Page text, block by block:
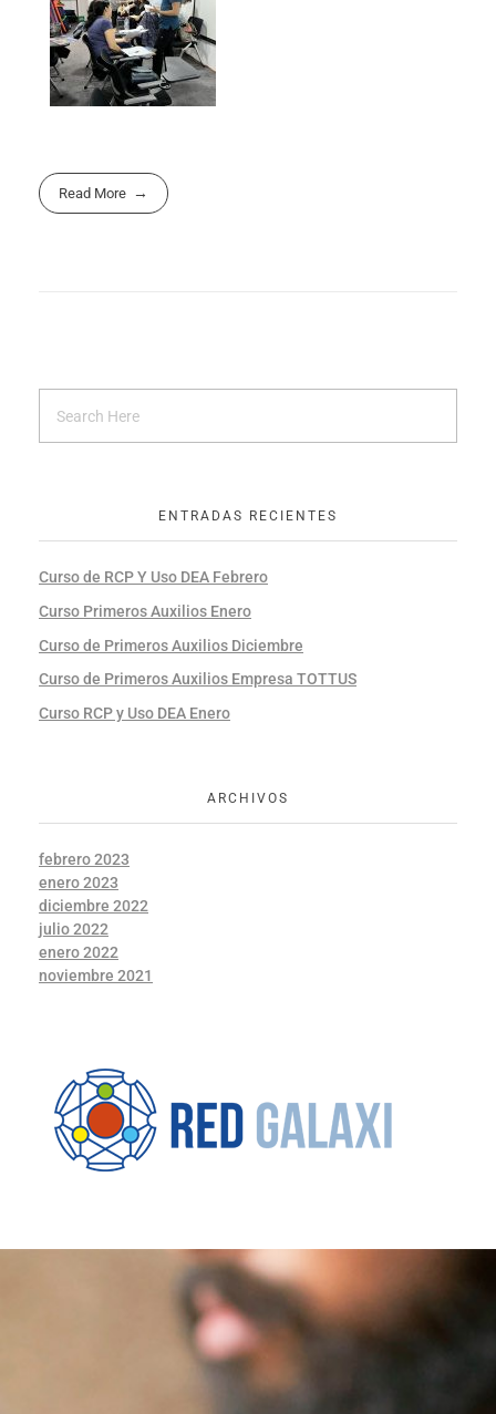
Read More
ENTRADAS RECIENTES
Curso de RCP Y Uso DEA Febrero
Curso Primeros Auxilios Enero
Curso de Primeros Auxilios Diciembre
Curso de Primeros Auxilios Empresa TOTTUS
Curso RCP y Uso DEA Enero
ARCHIVOS
febrero 2023
enero 2023
diciembre 2022
julio 2022
enero 2022
noviembre 2021